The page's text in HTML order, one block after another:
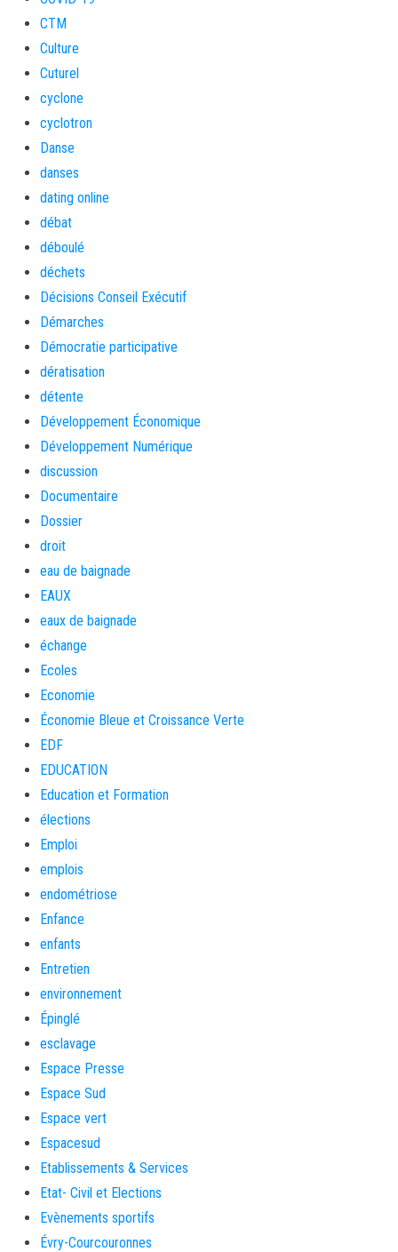
CTM
Culture
Cuturel
cyclone
cyclotron
Danse
danses
dating online
débat
déboulé
déchets
Décisions Conseil Exécutif
Démarches
Démocratie participative
dératisation
détente
Développement Économique
Développement Numérique
discussion
Documentaire
Dossier
droit
eau de baignade
EAUX
eaux de baignade
échange
Ecoles
Economie
Économie Bleue et Croissance Verte
EDF
EDUCATION
Education et Formation
élections
Emploi
emplois
endométriose
Enfance
enfants
Entretien
environnement
Épinglé
esclavage
Espace Presse
Espace Sud
Espace vert
Espacesud
Etablissements & Services
Etat- Civil et Elections
Evènements sportifs
Évry-Courcouronnes